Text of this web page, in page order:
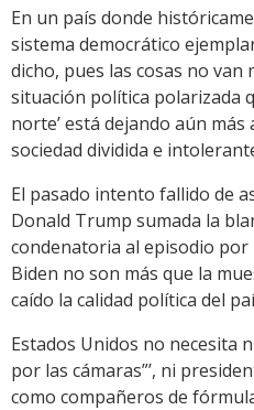
En un país donde
sistema democrático
dicho, pues las cosas no van
situación política polarizada
norte’ está dejando aún
sociedad dividida e
El pasado intento fallido de
Donald Trump sumada la
condenatoria al episodio por
Biden no son más que la
caído la calidad política del
Estados Unidos no necesita
por las cámaras”’, ni
como compañeros de